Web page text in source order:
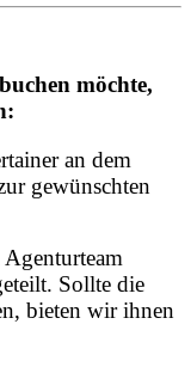
möchte,
an dem
gewünschten
Sollte die
bieten wir ihnen